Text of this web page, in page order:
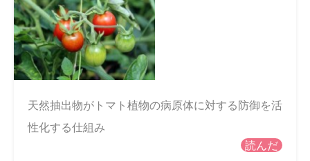
天然抽出物がトマト植物の病原体に対する防御を活
性化する仕組み
読んだ